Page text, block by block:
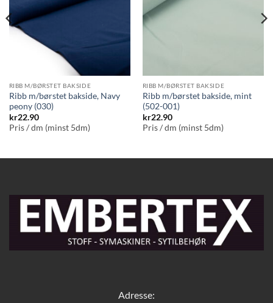
RIBB M/BØRSTET BAKSIDE
Ribb m/børstet bakside, Navy
peony (030)
kr22.90
Pris / dm (minst 5dm)
RIBB M/BØRSTET BAKSIDE
Ribb m/børstet bakside, mint
(502-001)
kr22.90
Pris / dm (minst 5dm)
Adresse: